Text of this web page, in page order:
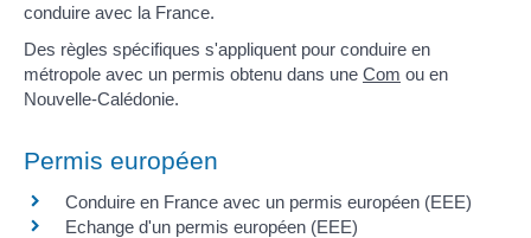
conduire avec la France.
Des règles spécifiques s'appliquent pour conduire en
métropole avec un permis obtenu dans une Com ou en
Nouvelle-Calédonie.
Permis européen
Conduire en France avec un permis européen (EEE)
Echange d'un permis européen (EEE)